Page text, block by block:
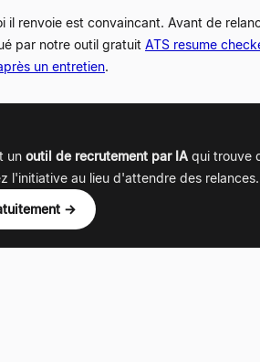
il renvoie est convaincant. Avant de
par notre outil gratuit ATS resume
un entretien.
un outil de recrutement par IA qui trouve
au lieu d'attendre des
→